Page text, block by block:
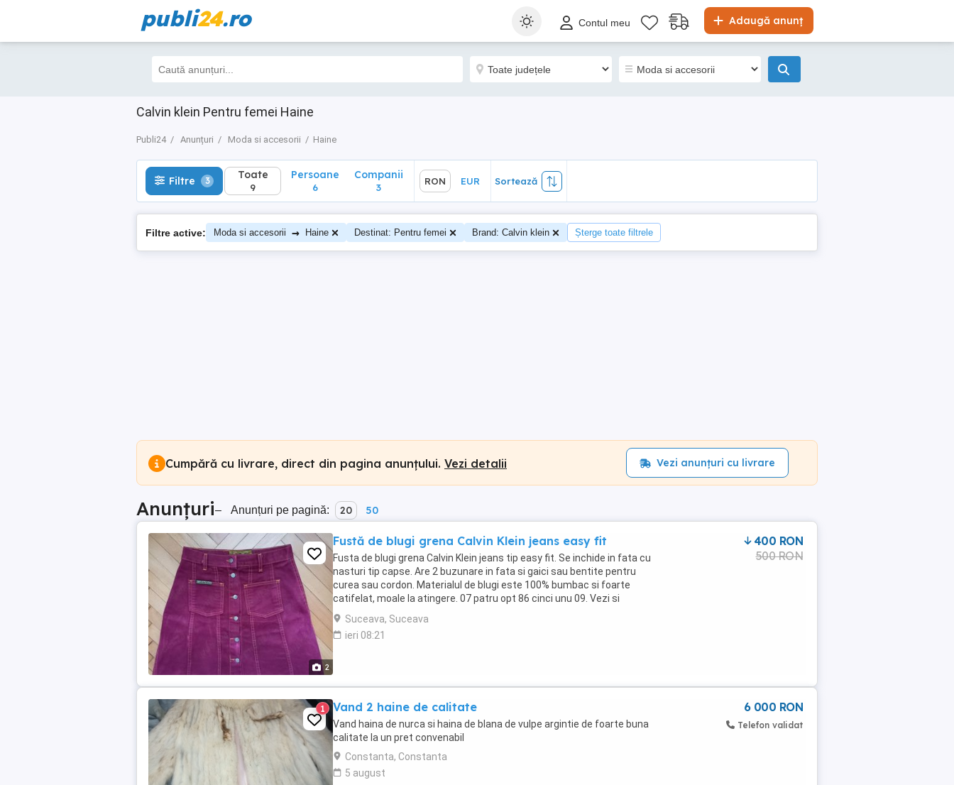
publi24.ro Adaugă anunț
Contul meu
Calvin klein Pentru femei Haine
Publi24 Anunțuri Moda si accesorii Haine
Filtre 3 Toate
9
Sortează
Filtre 3 Toate
9
Persoane
6
Companii
3
RON EUR Sortează
Filtre active: Moda si accesorii → Haine Destinat: Pentru femei Brand: Calvin klein Șterge toate filtrele
Cumpără cu livrare, direct din pagina anunțului. Vezi detalii Vezi anunțuri cu livrare
Anunțuri– Anunțuri pe pagină: 20 50
2
Fustă de blugi grena Calvin Klein jeans easy fit
Fusta de blugi grena Calvin Klein jeans tip easy fit. Se inchide in fata cu
nasturi tip capse. Are 2 buzunare in fata si gaici sau bentite pentru
curea sau cordon. Materialul de blugi este 100% bumbac si foarte
catifelat, moale la atingere. 07 patru opt 86 cinci unu 09. Vezi si
celelalte anunturi ale ...
Suceava, Suceava
ieri 08:21
400 RON
500 RON
1 Vand 2 haine de calitate
Vand haina de nurca si haina de blana de vulpe argintie de foarte buna
calitate la un pret convenabil
Constanta, Constanta
5 august
6 000 RON
Telefon validat